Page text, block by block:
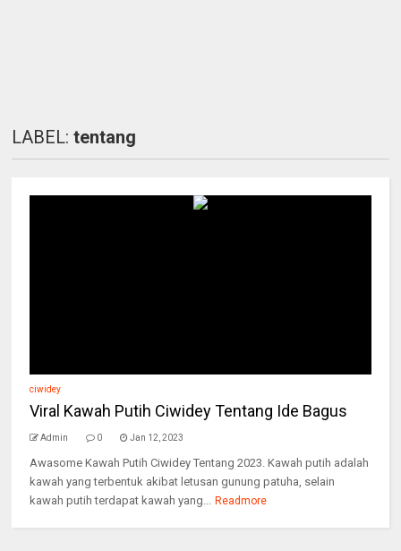
LABEL:tentang
ciwidey
Viral Kawah Putih Ciwidey Tentang Ide Bagus
Admin 0 Jan 12, 2023
Awasome Kawah Putih Ciwidey Tentang 2023. Kawah putih adalah
kawah yang terbentuk akibat letusan gunung patuha, selain
kawah putih terdapat kawah yang... Readmore